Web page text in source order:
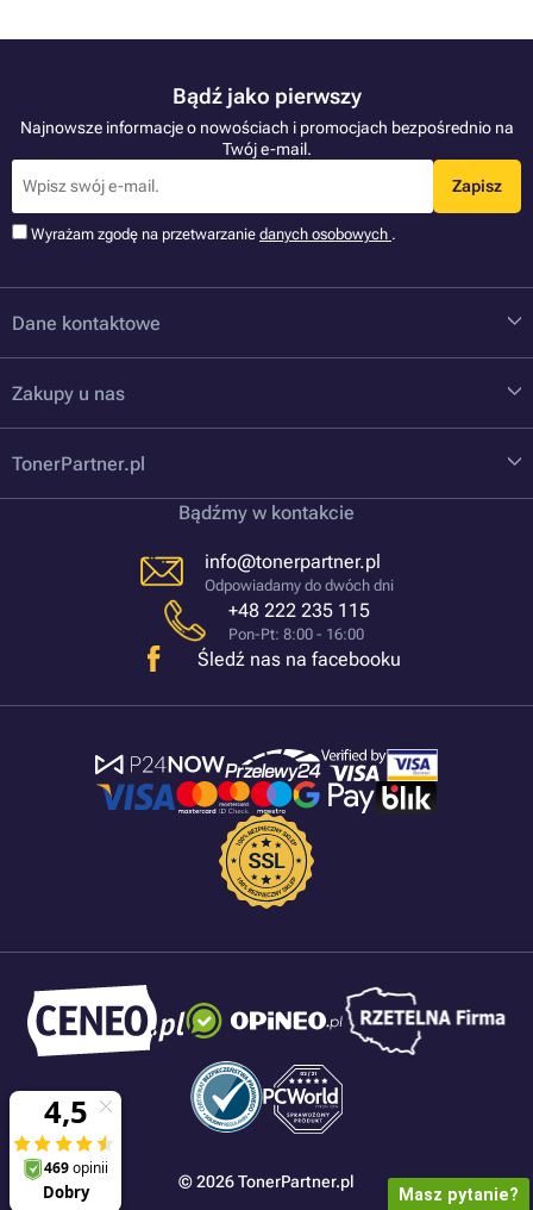
Bądź jako pierwszy
Najnowsze informacje o nowościach i promocjach bezpośrednio na
Twój e-mail.
Zapisz
Wyrażam zgodę na przetwarzanie danych osobowych .
Dane kontaktowe
Zakupy u nas
TonerPartner.pl
Bądźmy w kontakcie
info@tonerpartner.pl
Odpowiadamy do dwóch dni
+48 222 235 115
Pon-Pt: 8:00 - 16:00
Śledź nas na facebooku
© 2026 TonerPartner.pl
Masz pytanie?